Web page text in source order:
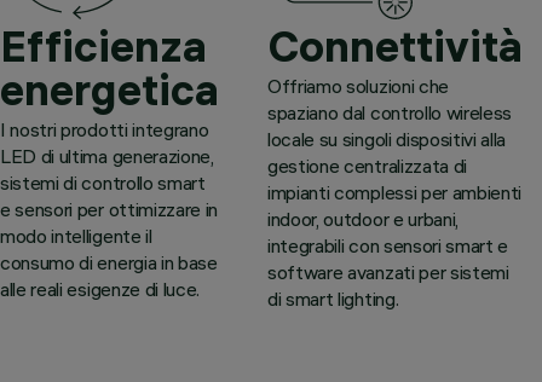
Efficienza
energetica
I nostri prodotti integrano
LED di ultima generazione,
sistemi di controllo smart
e sensori per ottimizzare in
modo intelligente il
consumo di energia in base
alle reali esigenze di luce.
Connettività
Offriamo soluzioni che
spaziano dal controllo wireless
locale su singoli dispositivi alla
gestione centralizzata di
impianti complessi per ambienti
indoor, outdoor e urbani,
integrabili con sensori smart e
software avanzati per sistemi
di smart lighting.